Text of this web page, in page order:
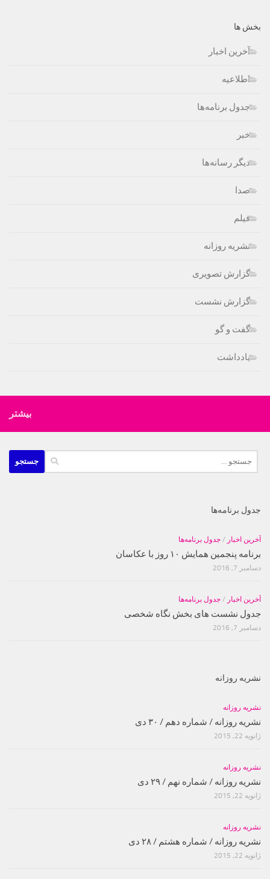
بخش ها
آخرین اخبار
اطلاعیه
جدول برنامه‌ها
خبر
دیگر رسانه‌ها
صدا
فیلم
نشریه روزانه
گزارش تصویری
گزارش نشست
گفت و گو
یادداشت
بیشتر
برای:
جدول برنامه‌ها
آخرین اخبار / جدول برنامه‌ها
برنامه پنجمین همایش ۱۰ روز با عکاسان
دسامبر 7, 2016
آخرین اخبار / جدول برنامه‌ها
جدول نشست های بخش نگاه شخصی
دسامبر 7, 2016
نشریه روزانه
نشریه روزانه
نشریه روزانه / شماره دهم / ۳۰ دی
ژانویه 22, 2015
نشریه روزانه
نشریه روزانه / شماره نهم / ۲۹ دی
ژانویه 22, 2015
نشریه روزانه
نشریه روزانه / شماره هشتم / ۲۸ دی
ژانویه 22, 2015